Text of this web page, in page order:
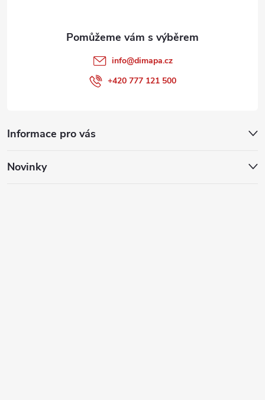
Informace pro vás
Novinky
info@dimapa.cz
+420 777 121 500